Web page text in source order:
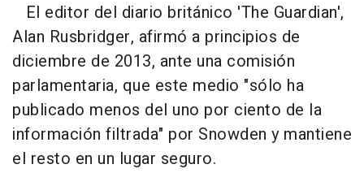
El editor del diario británico 'The Guardian',
Alan Rusbridger, afirmó a principios de
diciembre de 2013, ante una comisión
parlamentaria, que este medio "sólo ha
publicado menos del uno por ciento de la
información filtrada" por Snowden y mantiene
el resto en un lugar seguro.